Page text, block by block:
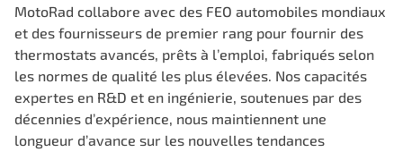
MotoRad collabore avec des FEO automobiles mondiaux
et des fournisseurs de premier rang pour fournir des
thermostats avancés, prêts à l’emploi, fabriqués selon
les normes de qualité les plus élevées. Nos capacités
expertes en R&D et en ingénierie, soutenues par des
décennies d’expérience, nous maintiennent une
longueur d’avance sur les nouvelles tendances